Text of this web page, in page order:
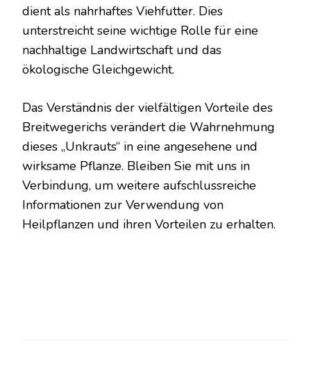
dient als nahrhaftes Viehfutter. Dies
unterstreicht seine wichtige Rolle für eine
nachhaltige Landwirtschaft und das
ökologische Gleichgewicht.
Das Verständnis der vielfältigen Vorteile des
Breitwegerichs verändert die Wahrnehmung
dieses „Unkrauts“ in eine angesehene und
wirksame Pflanze. Bleiben Sie mit uns in
Verbindung, um weitere aufschlussreiche
Informationen zur Verwendung von
Heilpflanzen und ihren Vorteilen zu erhalten.